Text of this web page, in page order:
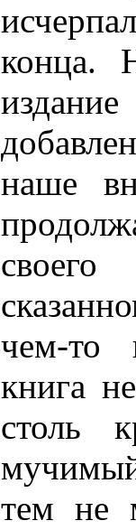
конца.
наше
чем-то
книга
столь
тем не